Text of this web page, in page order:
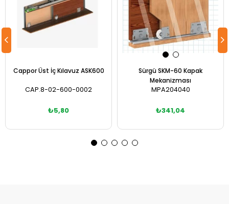
Cappor Üst İç Kılavuz ASK600
CAP.8-02-600-0002
₺5,80
Sürgü SKM-60 Kapak
Mekanizması
MPA204040
₺341,04